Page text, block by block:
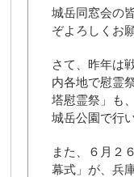
城岳同窓会の
ぞよろしくお
さて、昨年は
内各地で慰霊
塔慰霊祭」も
城岳公園で行
また、６月２
幕式」が、兵